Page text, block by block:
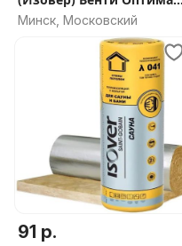
50мм и 100мм (80
плотность) - СКИДКА ОТ
Минск, Московский
91 р.